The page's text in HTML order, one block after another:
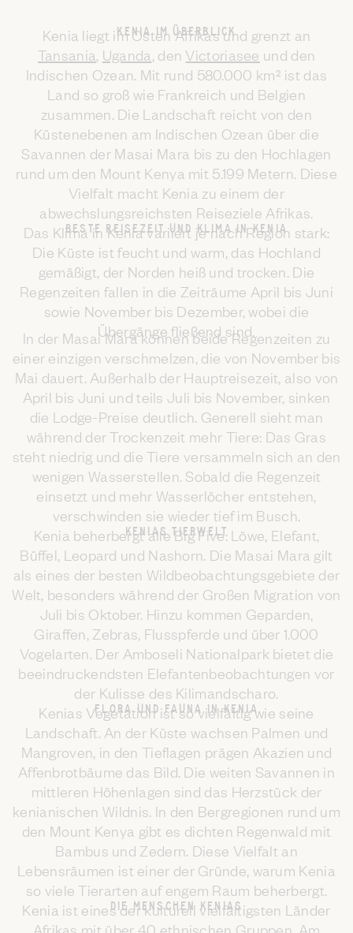
KENIA IM ÜBERBLICK
Kenia liegt im Osten Afrikas und grenzt an
Tansania, Uganda, denVictoriasee und den
Indischen Ozean. Mit rund 580.000 km² ist das
Land so groß wie Frankreich und Belgien
zusammen. Die Landschaft reicht von den
Küstenebenen am Indischen Ozean über die
Savannen der Masai Mara bis zu den Hochlagen
rund um den Mount Kenya mit 5.199 Metern. Diese
Vielfalt macht Kenia zu einem der
abwechslungsreichsten Reiseziele Afrikas.
BESTE REISEZEIT UND KLIMA IN KENIA
Das Klima in Kenia variiert je nach Region stark:
Die Küste ist feucht und warm, das Hochland
gemäßigt, der Norden heiß und trocken. Die
Regenzeiten fallen in die Zeiträume April bis Juni
sowie November bis Dezember, wobei die
Übergänge fließend sind.
In der Masai Mara können beide Regenzeiten zu
einer einzigen verschmelzen, die von November bis
Mai dauert. Außerhalb der Hauptreisezeit, also von
April bis Juni und teils Juli bis November, sinken
die Lodge-Preise deutlich. Generell sieht man
während der Trockenzeit mehr Tiere: Das Gras
steht niedrig und die Tiere versammeln sich an den
wenigen Wasserstellen. Sobald die Regenzeit
einsetzt und mehr Wasserlöcher entstehen,
verschwinden sie wieder tief im Busch.
KENIAS TIERWELT
Kenia beherbergt alle Big Five: Löwe, Elefant,
Büffel, Leopard und Nashorn. Die Masai Mara gilt
als eines der besten Wildbeobachtungsgebiete der
Welt, besonders während der Großen Migration von
Juli bis Oktober. Hinzu kommen Geparden,
Giraffen, Zebras, Flusspferde und über 1.000
Vogelarten. Der Amboseli Nationalpark bietet die
beeindruckendsten Elefantenbeobachtungen vor
der Kulisse des Kilimandscharo.
FLORA UND FAUNA IN KENIA
Kenias Vegetation ist so vielfältig wie seine
Landschaft. An der Küste wachsen Palmen und
Mangroven, in den Tieflagen prägen Akazien und
Affenbrotbäume das Bild. Die weiten Savannen in
mittleren Höhenlagen sind das Herzstück der
kenianischen Wildnis. In den Bergregionen rund um
den Mount Kenya gibt es dichten Regenwald mit
Bambus und Zedern. Diese Vielfalt an
Lebensräumen ist einer der Gründe, warum Kenia
so viele Tierarten auf engem Raum beherbergt.
DIE MENSCHEN KENIAS
Kenia ist eines der kulturell vielfältigsten Länder